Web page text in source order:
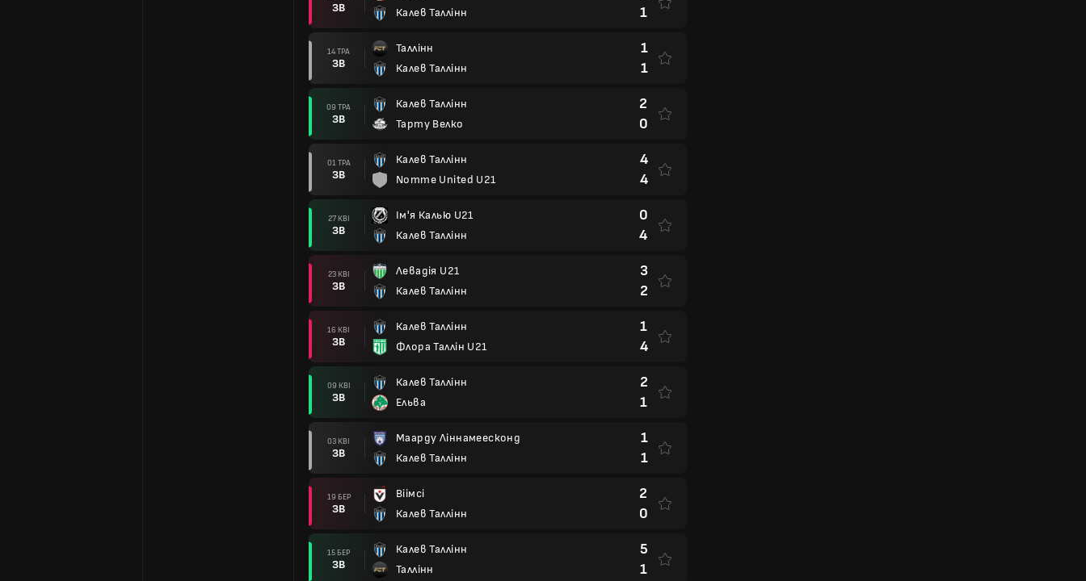
ЗВ
Калев Таллінн
1
14 ТРА
ЗВ
Таллінн
Калев Таллінн
1
1
09 ТРА
ЗВ
Калев Таллінн
Тарту Велко
2
0
01 ТРА
ЗВ
Калев Таллінн
Nomme United U21
4
4
27 КВІ
ЗВ
Ім'я Калью U21
Калев Таллінн
0
4
23 КВІ
ЗВ
Левадія U21
Калев Таллінн
3
2
16 КВІ
ЗВ
Калев Таллінн
Флора Таллін U21
1
4
09 КВІ
ЗВ
Калев Таллінн
Ельва
2
1
03 КВІ
ЗВ
Маарду Ліннамеесконд
Калев Таллінн
1
1
19 БЕР
ЗВ
Віімсі
Калев Таллінн
2
0
15 БЕР
ЗВ
Калев Таллінн
Таллінн
5
1